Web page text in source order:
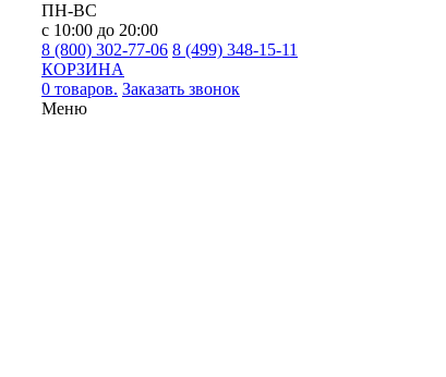
ПН-ВС
с 10:00 до 20:00
8 (800) 302-77-06 8 (499) 348-15-11
КОРЗИНА
0 товаров. Заказать звонок
Меню